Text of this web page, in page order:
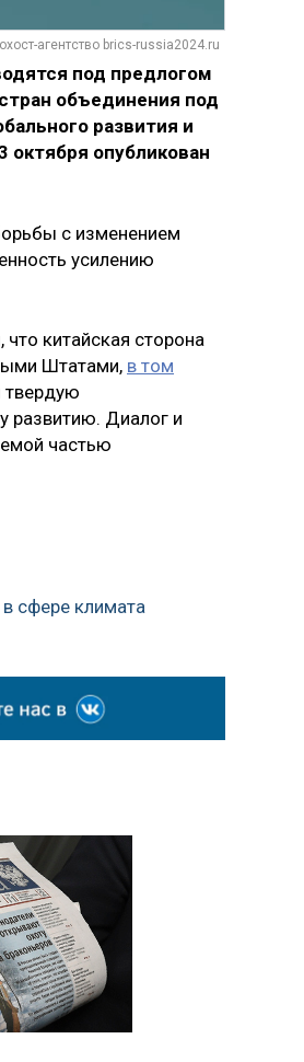
агентство brics-russia2024.ru
под предлогом
объединения под
развития и
октября опубликован
с изменением
усилению
китайская сторона
Штатами, в том
твердую
развитию. Диалог и
частью
сфере климата